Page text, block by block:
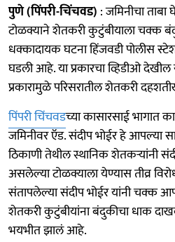
पुणे (पिंपरी-चिंचवड) : जमिनीचा
टोळक्याने शेतकरी कुटुंबीयाला चक्क
धक्कादायक घटना हिंजवडी पोलीस
घडली आहे. या प्रकारचा व्हिडीओ
प्रकारामुळे परिसरातील शेतकरी
पिंपरी चिंचवडच्या कासारसाई भागात
जमिनीवर ऍड. संदीप भोईर हे आपल्या
ठिकाणी तेथील स्थानिक शेतकऱ्यांनी
असलेल्या टोळक्याला येण्यास तीव्र
संतापलेल्या संदीप भोईर यांनी चक्क
शेतकरी कुटुंबीयांना बंदुकीचा धाक
भयभीत झालं आहे.